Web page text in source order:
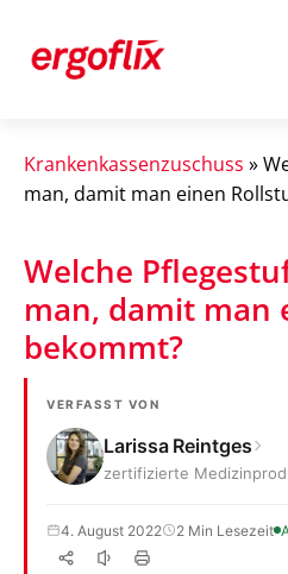
Krankenkassenzuschuss »
man, damit man einen
Welche
man, damit man
bekommt?
VERFASST VON
Larissa Reintges
zertifizierte
4. August 2022 2 Min Lesezeit